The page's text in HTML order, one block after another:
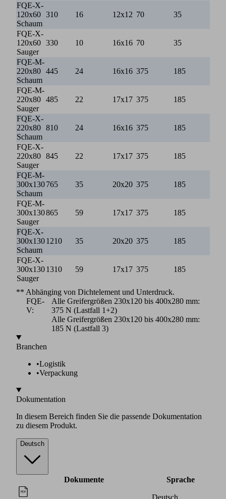
FQE-X-
120x60
Schaum
310 16 12x12 70 35
FQE-X-
120x60
Sauger
330 10 16x16 70 35
FQE-M-
220x80
Schaum
445 24 16x16 375 185
FQE-M-
220x80
Sauger
485 22 17x17 375 185
FQE-X-
220x80
Schaum
810 24 16x16 375 185
FQE-X-
220x80
Sauger
845 22 17x17 375 185
FQE-M-
300x130
Schaum
765 35 20x20 375 185
FQE-M-
300x130
Sauger
865 59 17x17 375 185
FQE-X-
300x130
Schaum
1210 35 20x20 375 185
FQE-X-
300x130
Sauger
1310 59 17x17 375 185
** Abhänging von Dichtelement und Unterdruck.
FQE-
V:
Alle Greifergrößen 230x120 bis 400x280 mm:
375 N (Lastfall 1+2)
Alle Greifergrößen 230x120 bis 400x280 mm:
185 N (Lastfall 3)
Branchen
•Logistik
•Verpackung
Dokumentation
In diesem Bereich finden Sie die passende Dokumentation
zu diesem Produkt.
Deutsch
Dokumente Sprache
Deutsch